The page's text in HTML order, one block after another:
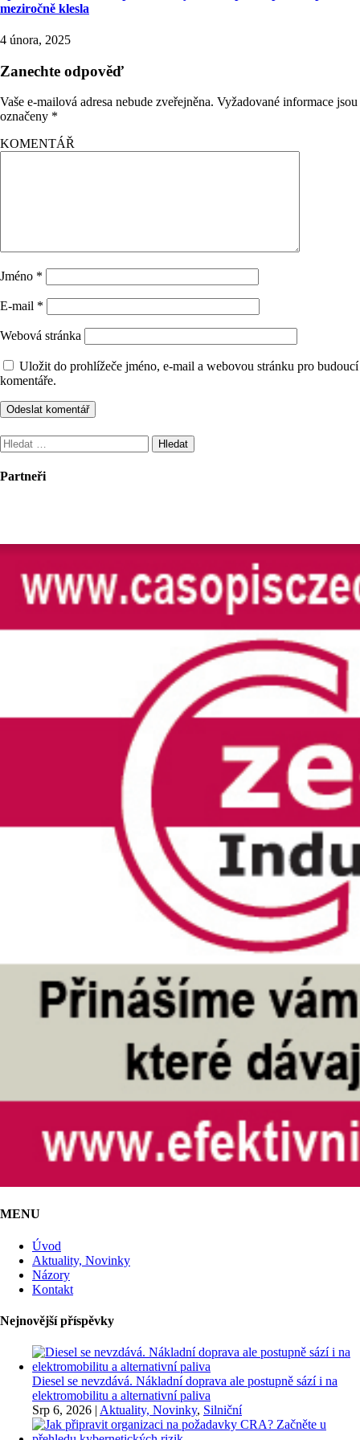
meziročně klesla
4 února, 2025
Zanechte odpověď
Vaše e-mailová adresa nebude zveřejněna. Vyžadované informace jsou
označeny *
KOMENTÁŘ
Jméno *
E-mail *
Webová stránka
Uložit do prohlížeče jméno, e-mail a webovou stránku pro budoucí
komentáře.
Vyhledávání
Partneři
MENU
Úvod
Aktuality, Novinky
Názory
Kontakt
Nejnovější příspěvky
Diesel se nevzdává. Nákladní doprava ale postupně sází i na
elektromobilitu a alternativní paliva
Srp 6, 2026 | Aktuality, Novinky, Silniční